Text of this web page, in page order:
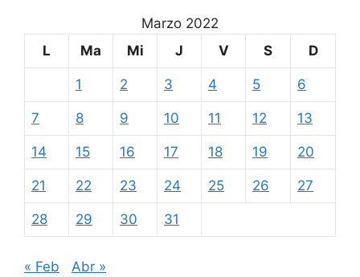
Marzo 2022
L
Ma Mi J V S D
1 2 3 4 5 6
7 8 9 10 11 12 13
14 15 16 17 18 19 20
21 22 23 24 25 26 27
28 29 30 31
« Feb Abr »